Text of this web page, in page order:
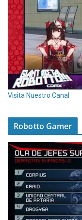
Visita Nuestro Canal
Robotto Gamer